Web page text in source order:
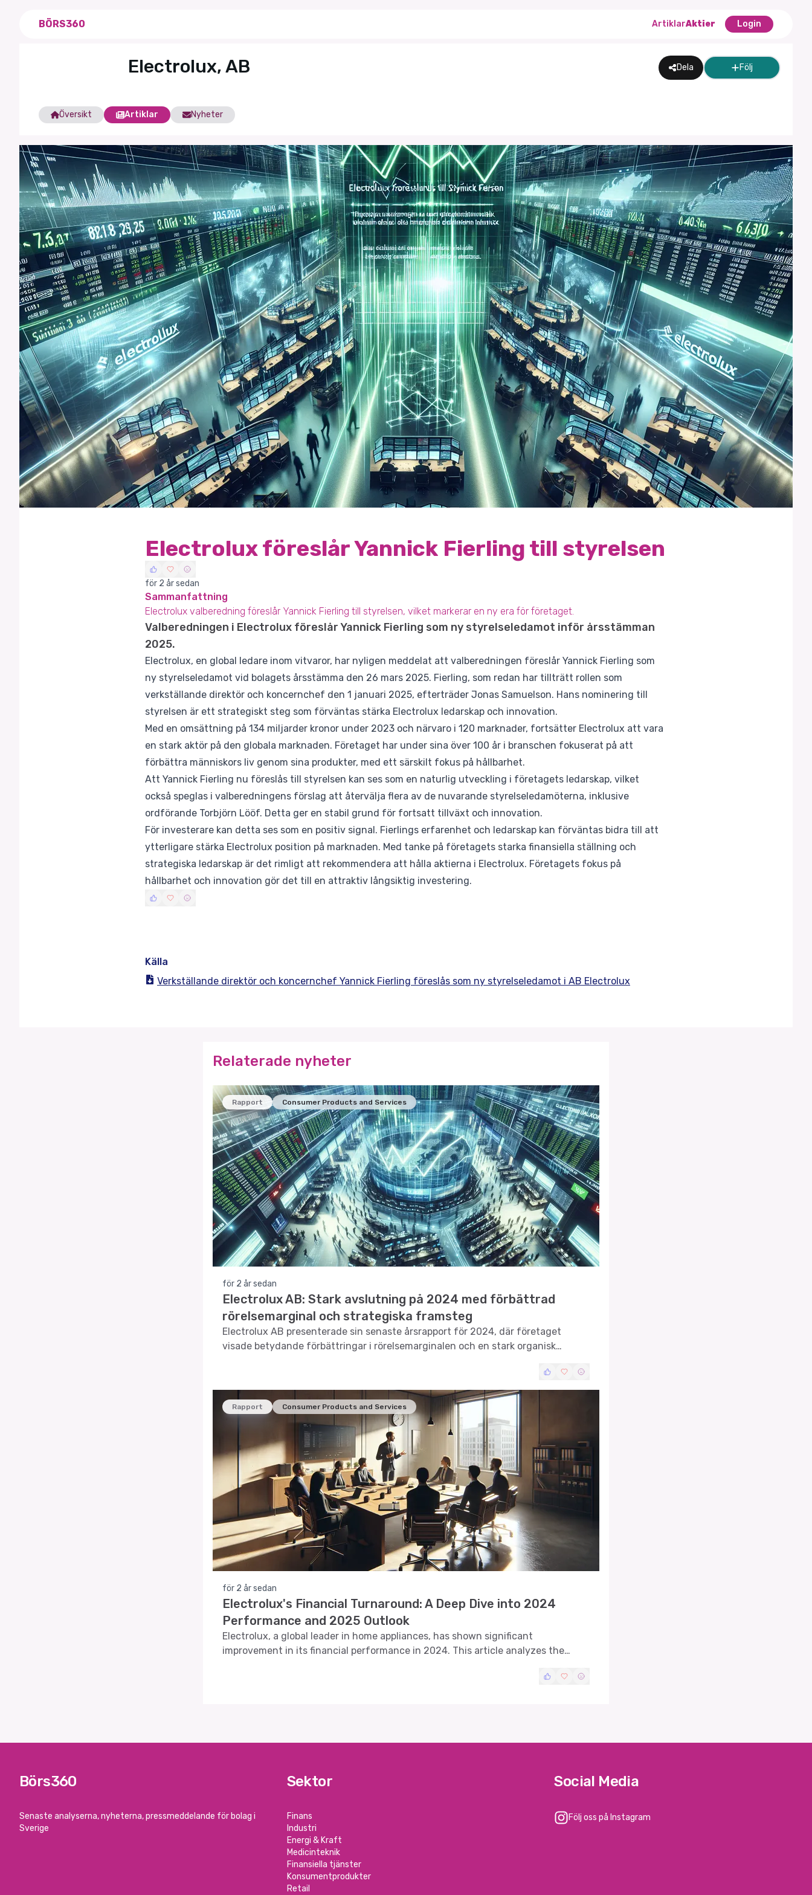
BÖRS360 ArtiklarAktier Login
Electrolux, AB Dela Följ
Översikt Artiklar Nyheter
Electrolux föreslår Yannick Fierling till styrelsen
för 2 år sedan
Sammanfattning
Electrolux valberedning föreslår Yannick Fierling till styrelsen, vilket markerar en ny era för företaget.
Valberedningen i Electrolux föreslår Yannick Fierling som ny styrelseledamot inför årsstämman
2025.
Electrolux, en global ledare inom vitvaror, har nyligen meddelat att valberedningen föreslår Yannick Fierling som
ny styrelseledamot vid bolagets årsstämma den 26 mars 2025. Fierling, som redan har tillträtt rollen som
verkställande direktör och koncernchef den 1 januari 2025, efterträder Jonas Samuelson. Hans nominering till
styrelsen är ett strategiskt steg som förväntas stärka Electrolux ledarskap och innovation.
Med en omsättning på 134 miljarder kronor under 2023 och närvaro i 120 marknader, fortsätter Electrolux att vara
en stark aktör på den globala marknaden. Företaget har under sina över 100 år i branschen fokuserat på att
förbättra människors liv genom sina produkter, med ett särskilt fokus på hållbarhet.
Att Yannick Fierling nu föreslås till styrelsen kan ses som en naturlig utveckling i företagets ledarskap, vilket
också speglas i valberedningens förslag att återvälja flera av de nuvarande styrelseledamöterna, inklusive
ordförande Torbjörn Lööf. Detta ger en stabil grund för fortsatt tillväxt och innovation.
För investerare kan detta ses som en positiv signal. Fierlings erfarenhet och ledarskap kan förväntas bidra till att
ytterligare stärka Electrolux position på marknaden. Med tanke på företagets starka finansiella ställning och
strategiska ledarskap är det rimligt att rekommendera att hålla aktierna i Electrolux. Företagets fokus på
hållbarhet och innovation gör det till en attraktiv långsiktig investering.
Källa
Verkställande direktör och koncernchef Yannick Fierling föreslås som ny styrelseledamot i AB Electrolux
Relaterade nyheter
Rapport Consumer Products and Services
för 2 år sedan
Electrolux AB: Stark avslutning på 2024 med förbättrad
rörelsemarginal och strategiska framsteg
Electrolux AB presenterade sin senaste årsrapport för 2024, där företaget
visade betydande förbättringar i rörelsemarginalen och en stark organisk
Rapport Consumer Products and Services
för 2 år sedan
Electrolux's Financial Turnaround: A Deep Dive into 2024
Performance and 2025 Outlook
Electrolux, a global leader in home appliances, has shown significant
improvement in its financial performance in 2024. This article analyzes the
Börs360
Senaste analyserna, nyheterna, pressmeddelande för bolag i
Sverige
Sektor
Finans
Industri
Energi & Kraft
Medicinteknik
Finansiella tjänster
Konsumentprodukter
Retail
Social Media
Följ oss på Instagram